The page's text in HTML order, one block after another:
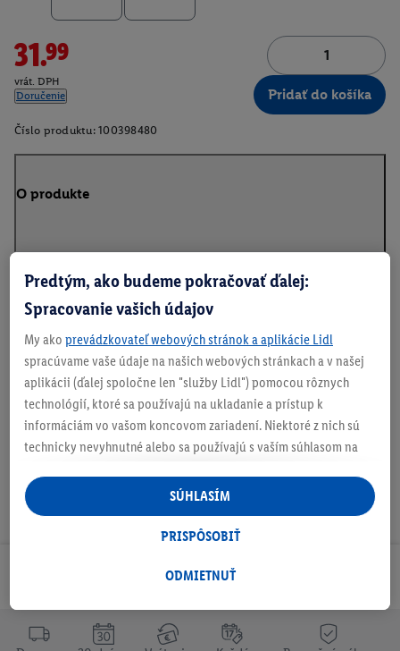
31.99
vrát. DPH
Doručenie
Pridať do košíka
Číslo produktu: 100398480
O produkte
Informácie o batériách podľa nariadenia EÚ o
batériách
Na stiahnutie
Odoberaj Newsletter!
Predtým, ako budeme pokračovať ďalej:
Spracovanie vašich údajov
My ako prevádzkovateľ webových stránok a aplikácie Lidl
spracúvame vaše údaje na našich webových stránkach a v našej
aplikácii (ďalej spoločne len "služby Lidl") pomocou rôznych
technológií, ktoré sa používajú na ukladanie a prístup k
informáciám vo vašom koncovom zariadení. Niektoré z nich sú
technicky nevyhnutné alebo sa používajú s vaším súhlasom na
personalizovanú reklamu v rámci služieb Lidl aj mimo nich. Ak
ste účastníkom programu Lidl Plus, na tieto účely sa spracúvajú
aj údaje z vášho nákupného správania v obchode.
následne si vytvoríte účet Lidl Plus alebo sa prihlásite do svojho
ktorú tam uvediete, aby sme vás mohli rozpoznať v službách
ODMIETNUŤ
PRISPÔSOBIŤ
SÚHLASÍM